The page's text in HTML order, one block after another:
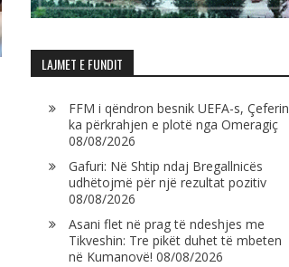
LAJMET E FUNDIT
FFM i qëndron besnik UEFA-s, Çeferin
ka përkrahjen e plotë nga Omeragiç
08/08/2026
Gafuri: Në Shtip ndaj Bregallnicës
udhëtojmë për një rezultat pozitiv
08/08/2026
Asani flet në prag të ndeshjes me
Tikveshin: Tre pikët duhet të mbeten
në Kumanovë! 08/08/2026